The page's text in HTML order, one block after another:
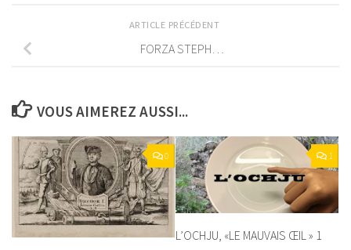
ARTICLE PRÉCÉDENT
FORZA STEPH…
VOUS AIMEREZ AUSSI...
0 1
L’OCHJU, «LE MAUVAIS ŒIL » 1